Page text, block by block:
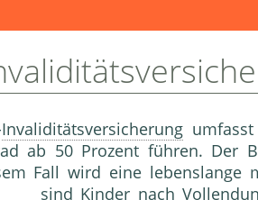
Invaliditätsversicherung
ab 50 Prozent führen. Der
Fall wird eine lebenslange
sind Kinder nach